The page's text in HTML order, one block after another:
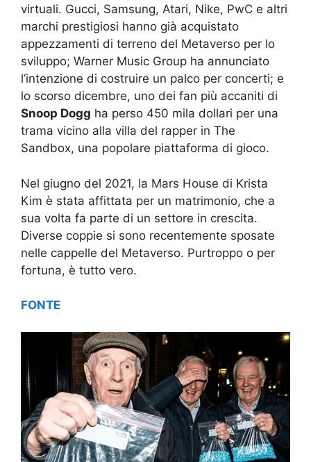
virtuali. Gucci, Samsung, Atari, Nike, PwC e altri
marchi prestigiosi hanno già acquistato
appezzamenti di terreno del Metaverso per lo
sviluppo; Warner Music Group ha annunciato
l’intenzione di costruire un palco per concerti; e
lo scorso dicembre, uno dei fan più accaniti di
Snoop Dogg ha perso 450 mila dollari per una
trama vicino alla villa del rapper in The
Sandbox, una popolare piattaforma di gioco.
Nel giugno del 2021, la Mars House di Krista
Kim è stata affittata per un matrimonio, che a
sua volta fa parte di un settore in crescita.
Diverse coppie si sono recentemente sposate
nelle cappelle del Metaverso. Purtroppo o per
fortuna, è tutto vero.
FONTE